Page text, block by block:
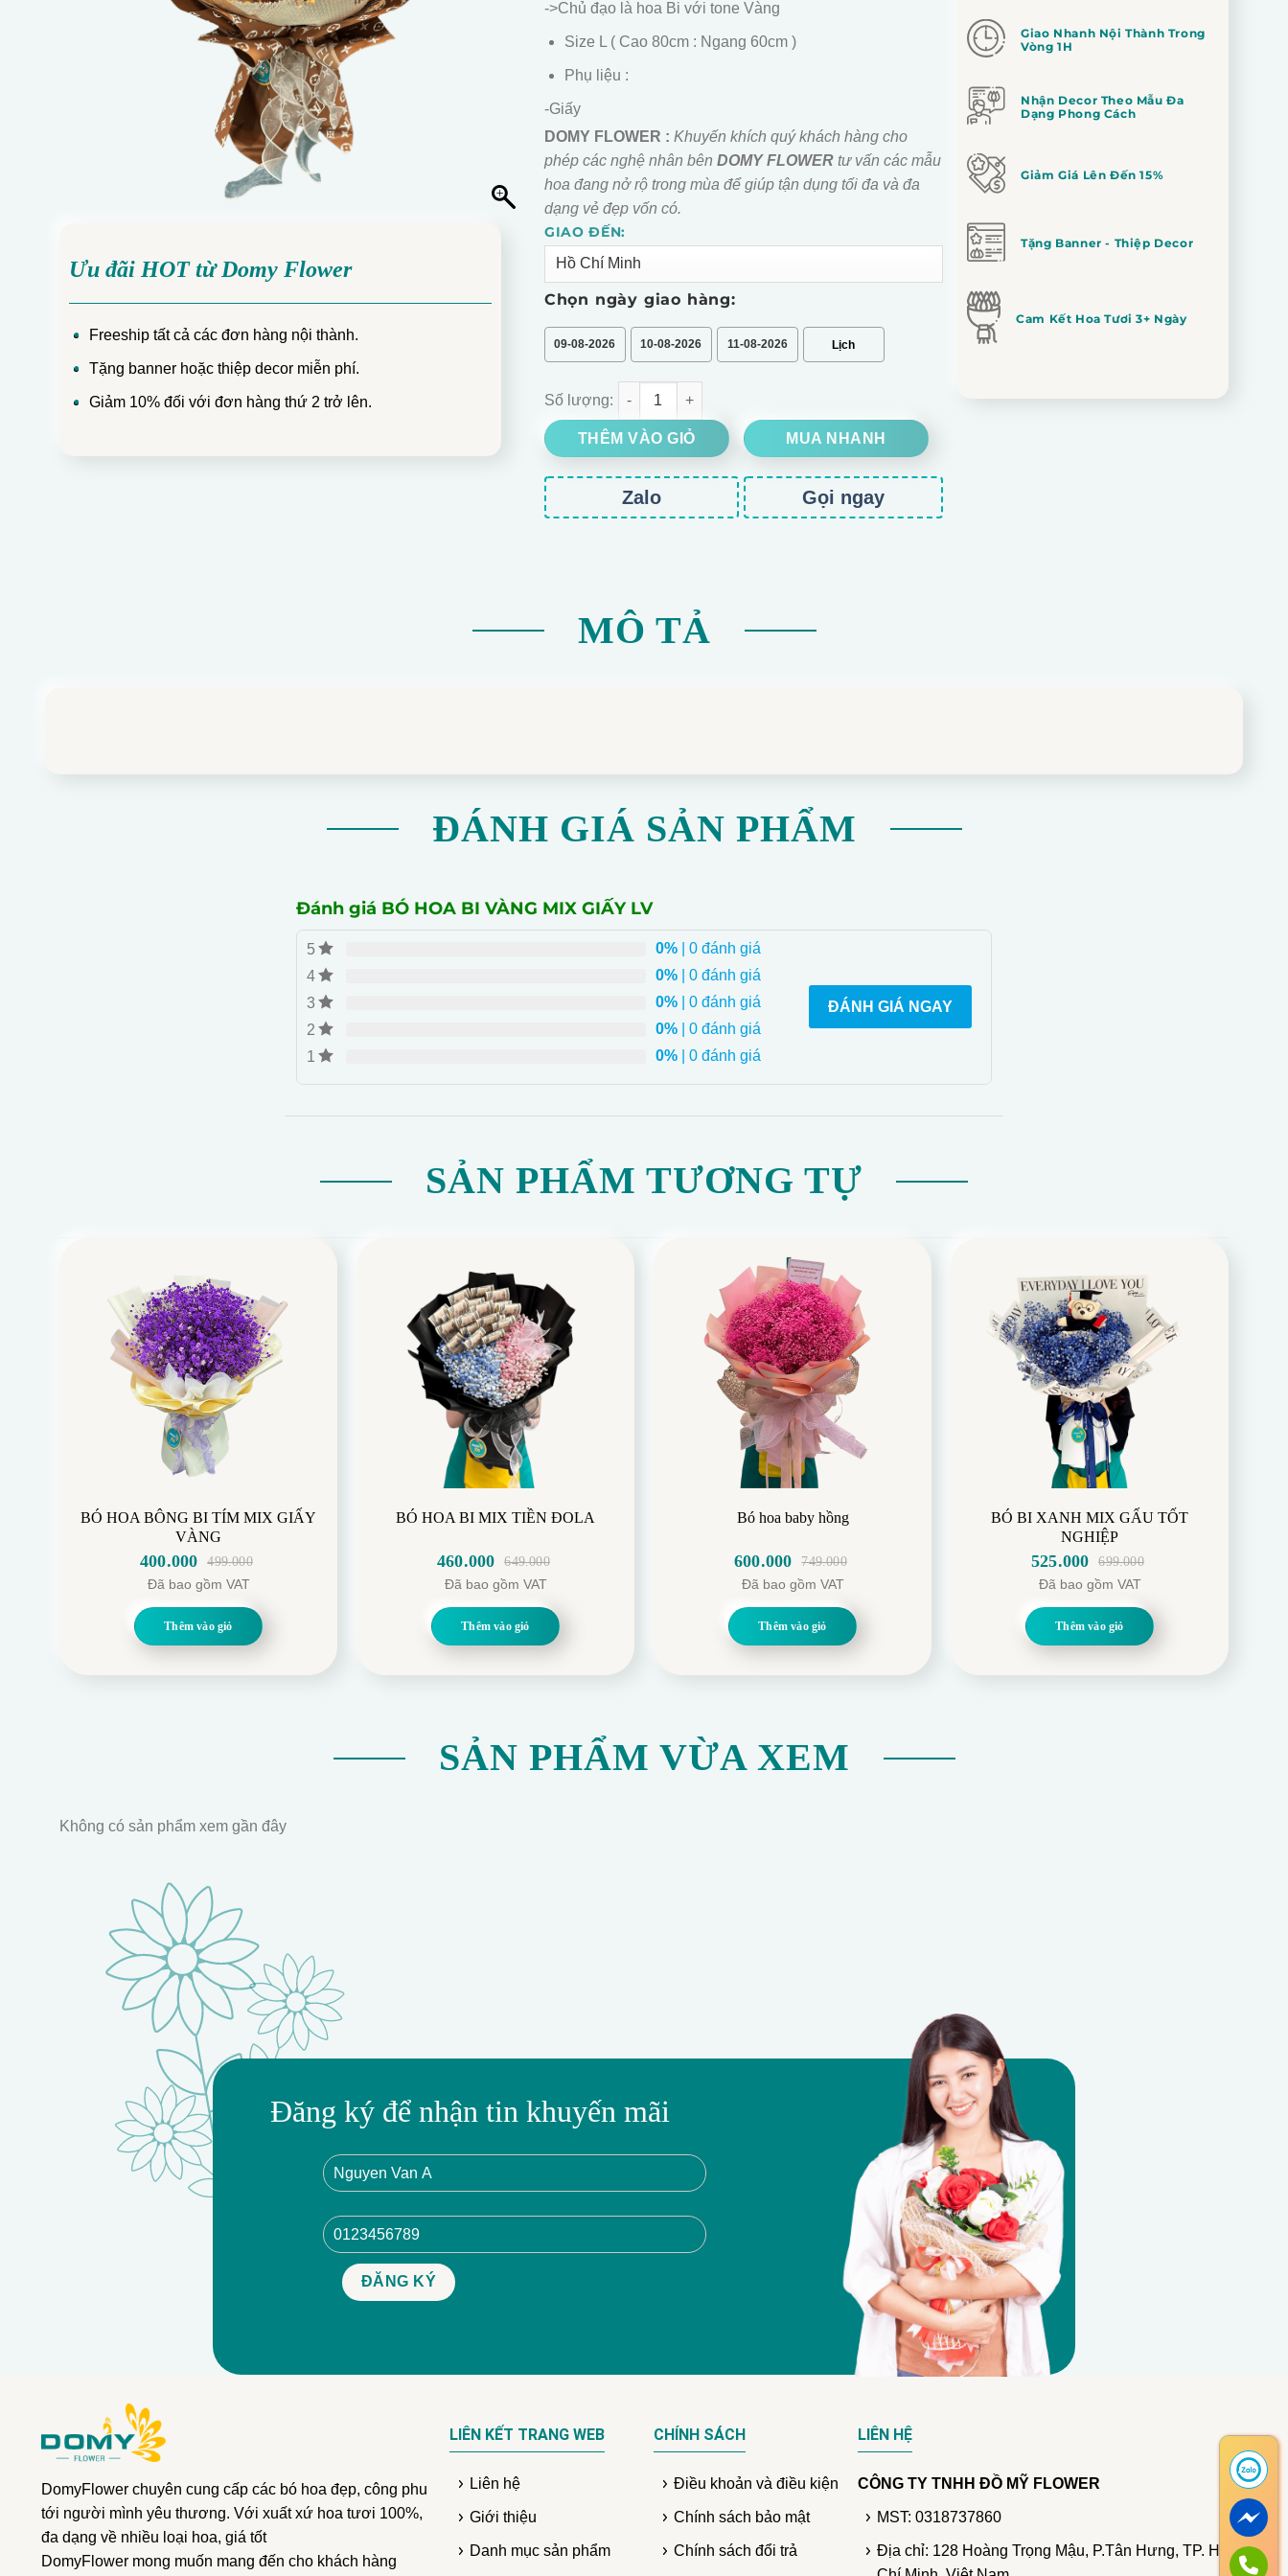
Ưu đãi HOT từ Domy Flower
Freeship tất cả các đơn hàng nội thành.
Tặng banner hoặc thiệp decor miễn phí.
Giảm 10% đối với đơn hàng thứ 2 trở lên.
->Chủ đạo là hoa Bi với tone Vàng
Size L ( Cao 80cm : Ngang 60cm )
Phụ liệu :
-Giấy
DOMY FLOWER : Khuyến khích quý khách hàng cho
phép các nghệ nhân bên DOMY FLOWERtư vấn các mẫu
hoa đang nở rộ trong mùa để giúp tận dụng tối đa và đa
dạng vẻ đẹp vốn có.
GIAO ĐẾN:
Chọn ngày giao hàng:
09-08-2026 10-08-2026 11-08-2026
BÓ HOA BI VÀNG MIX GIẤY LV số lượng
THÊM VÀO GIỎ MUA NHANH
Alternative:
Zalo Gọi ngay
Giao Nhanh Nội Thành Trong
Vòng 1H
Nhận Decor Theo Mẫu Đa
Dạng Phong Cách
Giảm Giá Lên Đến 15%
Tặng Banner - Thiệp Decor
Cam Kết Hoa Tươi 3+ Ngày
MÔ TẢ
ĐÁNH GIÁ SẢN PHẨM
Đánh giá BÓ HOA BI VÀNG MIX GIẤY LV
5 0%| 0 đánh giá
4
0%| 0 đánh giá
3
0%| 0 đánh giá
2
0%| 0 đánh giá
1
0%| 0 đánh giá
ĐÁNH GIÁ NGAY
SẢN PHẨM TƯƠNG TỰ
BÓ HOA BÔNG BI TÍM MIX GIẤY
VÀNG
499.000
Giá
gốc
là:
499.000.
400.000
Giá
hiện
tại
là:
Đã bao gồm VAT
Thêm vào giỏ
BÓ HOA BI MIX TIỀN ĐOLA
649.000
Giá
gốc
là:
649.000.
460.000
Giá
hiện
tại
là:
Đã bao gồm VAT
Thêm vào giỏ
Bó hoa baby hồng
749.000
Giá
gốc
là:
749.000.
600.000
Giá
hiện
tại
là:
Đã bao gồm VAT
Thêm vào giỏ
BÓ BI XANH MIX GẤU TỐT
NGHIỆP
699.000
Giá
gốc
là:
699.000.
525.000
Giá
hiện
tại
là:
Đã bao gồm VAT
Thêm vào giỏ
SẢN PHẨM VỪA XEM
Không có sản phẩm xem gần đây
Đăng ký để nhận tin khuyến mãi
DomyFlower chuyên cung cấp các bó hoa đẹp, công phu
tới người mình yêu thương. Với xuất xứ hoa tươi 100%,
đa dạng về nhiều loại hoa, giá tốt
DomyFlower mong muốn mang đến cho khách hàng
LIÊN KẾT TRANG WEB
Liên hệ
Giới thiệu
Danh mục sản phẩm
CHÍNH SÁCH
Điều khoản và điều kiện
Chính sách bảo mật
Chính sách đổi trả
LIÊN HỆ
CÔNG TY TNHH ĐỒ MỸ FLOWER
MST: 0318737860
Địa chỉ: 128 Hoàng Trọng Mậu, P.Tân Hưng, TP. Hồ